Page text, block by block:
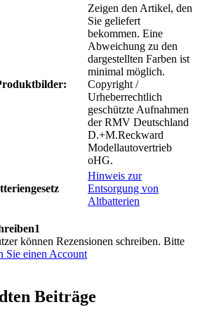
Zeigen den Artikel, den
Sie geliefert
bekommen. Eine
Abweichung zu den
dargestellten Farben ist
minimal möglich.
Copyright /
Urheberrechtlich
geschützte Aufnahmen
der RMV Deutschland
D.+M.Reckward
Modellautovertrieb
oHG.
Hinweis zur
Entsorgung von
Altbatterien
können Rezensionen schreiben. Bitte
Sie einen Account
Beiträge